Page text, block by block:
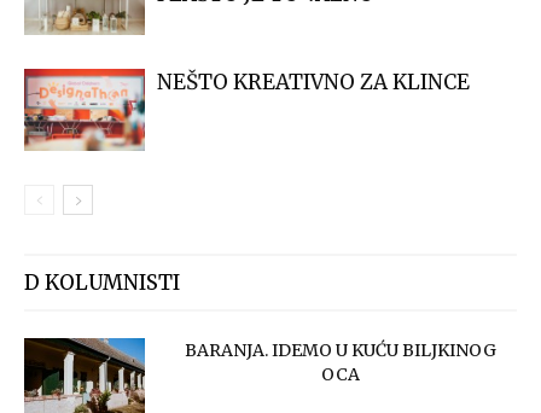
NEŠTO KREATIVNO ZA KLINCE
D KOLUMNISTI
BARANJA. IDEMO U KUĆU BILJKINOG
OCA